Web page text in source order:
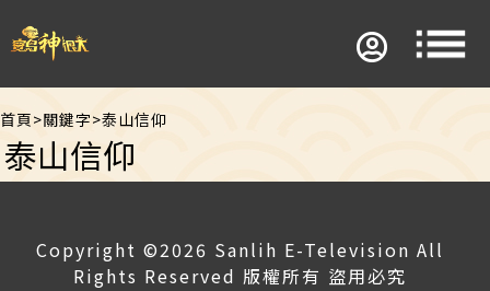
首頁>關鍵字>泰山信仰
泰山信仰
Copyright ©2026 Sanlih E-Television All
Rights Reserved 版權所有 盜用必究